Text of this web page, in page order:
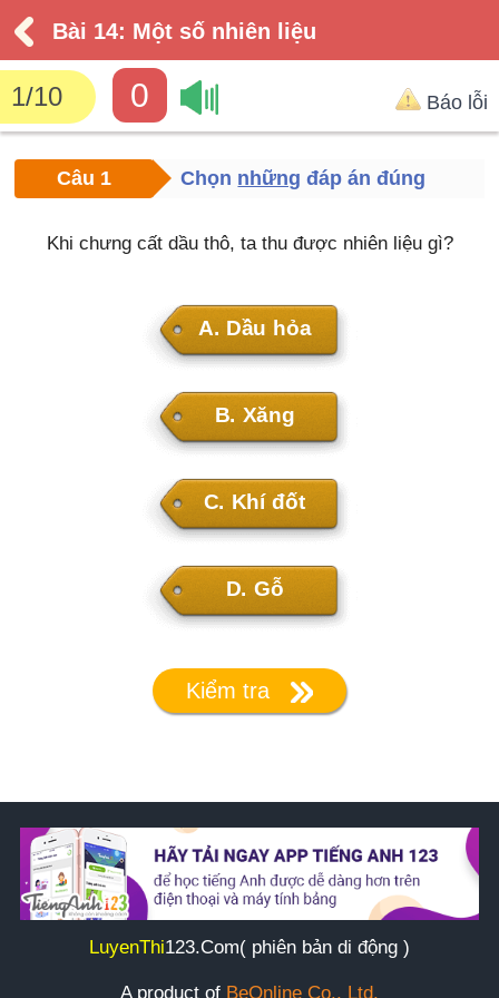
Bài 14: Một số nhiên liệu
1/10 0 Báo lỗi
Câu 1 Chọn những đáp án đúng
Khi chưng cất dầu thô, ta thu được nhiên liệu gì?
A. Dầu hỏa
B. Xăng
C. Khí đốt
D. Gỗ
Kiểm tra
LuyenThi123.Com( phiên bản di động )
A product of BeOnline Co., Ltd.